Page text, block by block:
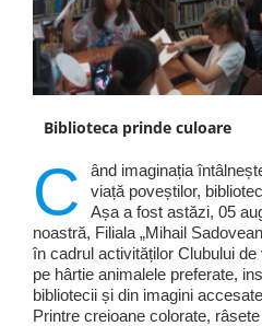
Biblioteca prinde culoare
C
ând imaginația
viață poveștilor,
Așa a fost astăzi, 05
noastră, Filiala „Mihail
în cadrul activităților Clubului
pe hârtie animalele preferate,
bibliotecii și din imagini
Printre creioane colorate,